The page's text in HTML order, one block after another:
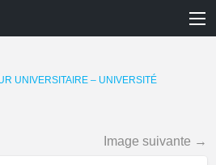
UNIVERSITAIRE – UNIVERSITÉ
Image suivante →